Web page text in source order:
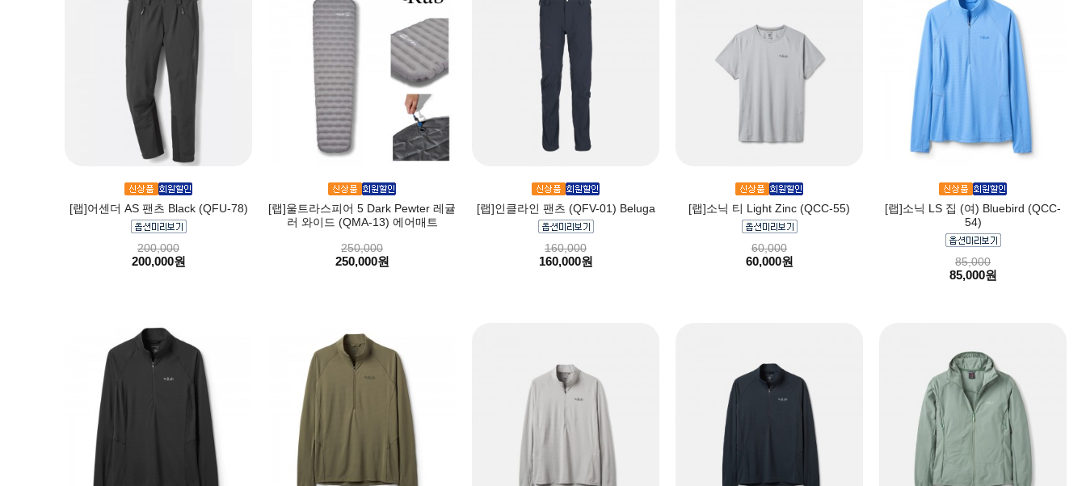
[랩]어센더 AS 팬츠 Black (QFU-78)
200,000
200,000원
[랩]울트라스피어 5 Dark Pewter 레귤
러 와이드 (QMA-13) 에어매트
250,000
250,000원
[랩]인클라인 팬츠 (QFV-01) Beluga
160,000
160,000원
[랩]소닉 티 Light Zinc (QCC-55)
60,000
60,000원
[랩]소닉 LS 집 (여) Bluebird (QCC-
54)
85,000
85,000원